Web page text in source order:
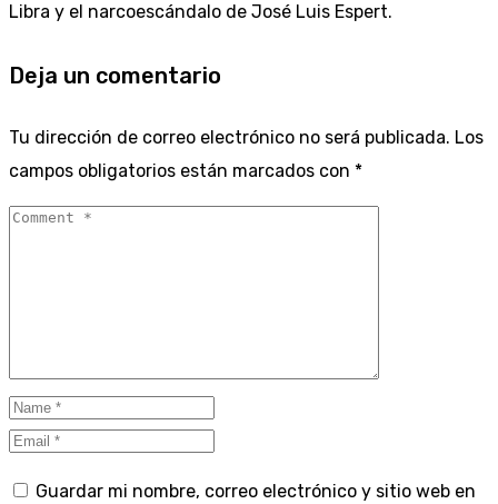
Libra y el narcoescándalo de José Luis Espert.
Deja un comentario
Tu dirección de correo electrónico no será publicada. Los
campos obligatorios están marcados con *
Guardar mi nombre, correo electrónico y sitio web en